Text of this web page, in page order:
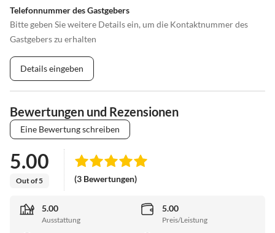
Telefonnummer des Gastgebers
Bitte geben Sie weitere Details ein, um die Kontaktnummer des
Gastgebers zu erhalten
Details eingeben
Bewertungen und Rezensionen
Eine Bewertung schreiben
5.00
Out of 5 (3 Bewertungen)
5.00
Ausstattung
5.00
Preis/Leistung